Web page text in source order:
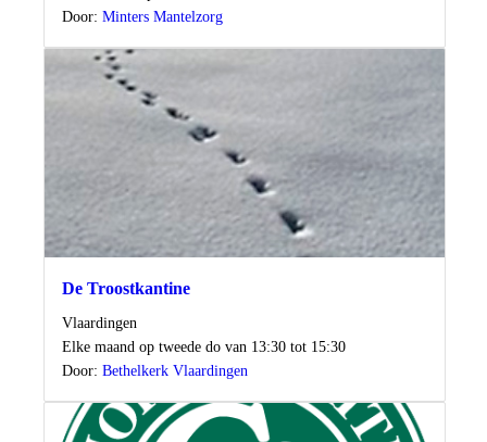
Door: Minters Mantelzorg
De Troostkantine
Locatie
Vlaardingen
Wanneer
Elke maand op tweede do van 13:30 tot 15:30
Door: Bethelkerk Vlaardingen